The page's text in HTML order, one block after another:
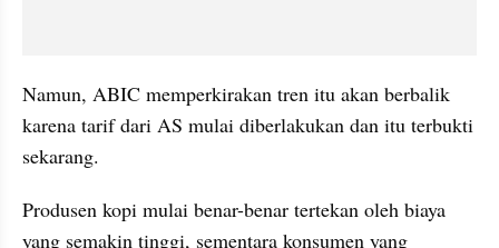
Namun, ABIC memperkirakan tren itu akan berbalik
karena tarif dari AS mulai diberlakukan dan itu terbukti
sekarang.
Produsen kopi mulai benar-benar tertekan oleh biaya
yang semakin tinggi, sementara konsumen yang